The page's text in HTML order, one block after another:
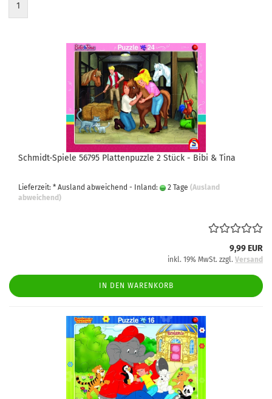
1
Schmidt-Spiele 56795 Plattenpuzzle 2 Stück - Bibi & Tina
Lieferzeit: * Ausland abweichend - Inland: 2 Tage (Ausland
abweichend)
9,99 EUR
inkl. 19% MwSt. zzgl. Versand
IN DEN WARENKORB